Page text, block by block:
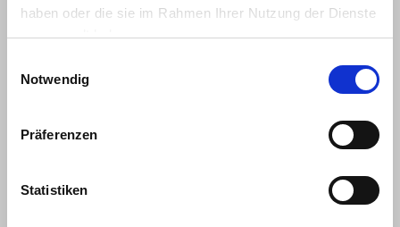
haben oder die sie im Rahmen Ihrer Nutzung der Dienste
gesammelt haben.
Notwendig
Präferenzen
Statistiken
Landesbergen(1)